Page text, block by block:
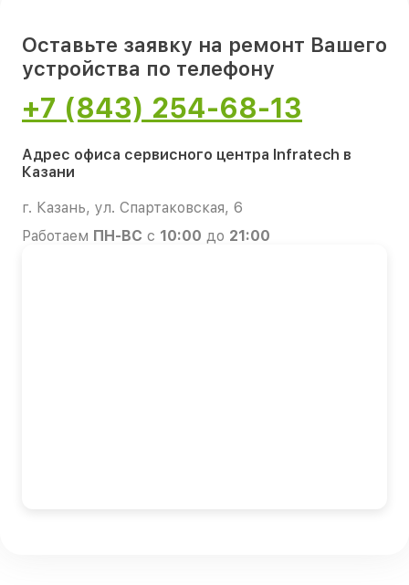
Оставьте заявку на ремонт Вашего
устройства по телефону
+7 (843) 254-68-13
Адрес офиса сервисного центра Infratech в
Казани
г. Казань, ул. Спартаковская, 6
Работаем ПН-ВС с 10:00 до 21:00